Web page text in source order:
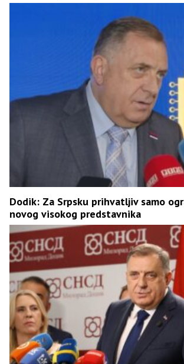
Dodik: Za Srpsku prihvatljiv samo
novog visokog predstavnika